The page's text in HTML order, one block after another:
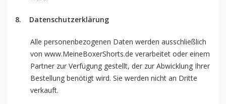
8. Datenschutzerklärung
Alle personenbezogenen Daten werden ausschließlich
von www.MeineBoxerShorts.de verarbeitet oder einem
Partner zur Verfügung gestellt, der zur Abwicklung Ihrer
Bestellung benötigt wird. Sie werden nicht an Dritte
verkauft.